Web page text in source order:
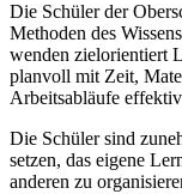
Die Schüler der
Methoden des
wenden zielorientiert
planvoll mit Zeit,
Arbeitsabläufe
Die Schüler sind
setzen, das eigene
anderen zu